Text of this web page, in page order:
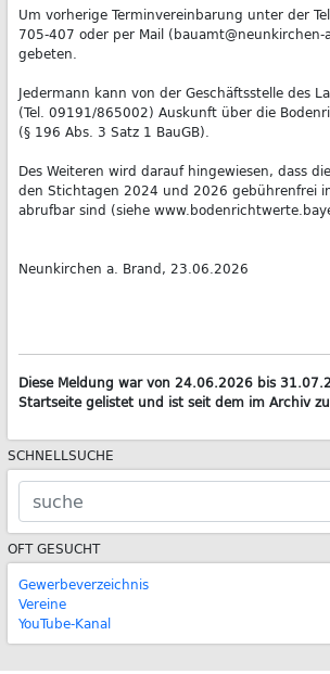
Um vorherige Terminvereinbarung unter der
705-407 oder per Mail
gebeten.
Jedermann kann von der Geschäftsstelle des
(Tel. 09191/865002) Auskunft über die
(§ 196 Abs. 3 Satz 1 BauGB).
Des Weiteren wird darauf hingewiesen, dass
den Stichtagen 2024 und 2026 gebührenfrei
abrufbar sind (siehe
Neunkirchen a. Brand, 23.06.2026
Diese Meldung war von 24.06.2026 bis
Startseite gelistet und ist seit dem im Archiv
SCHNELLSUCHE
OFT GESUCHT
Gewerbeverzeichnis
Vereine
YouTube-Kanal